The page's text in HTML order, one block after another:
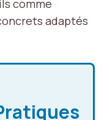
comme
adaptés